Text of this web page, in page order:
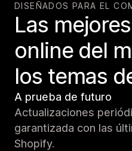
DISEÑADOS PARA EL
Las
online del
los temas
A prueba de futuro
Actualizaciones
garantizada con las
Shopify.